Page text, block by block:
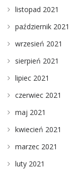
listopad 2021
październik 2021
wrzesień 2021
sierpień 2021
lipiec 2021
czerwiec 2021
maj 2021
kwiecień 2021
marzec 2021
luty 2021